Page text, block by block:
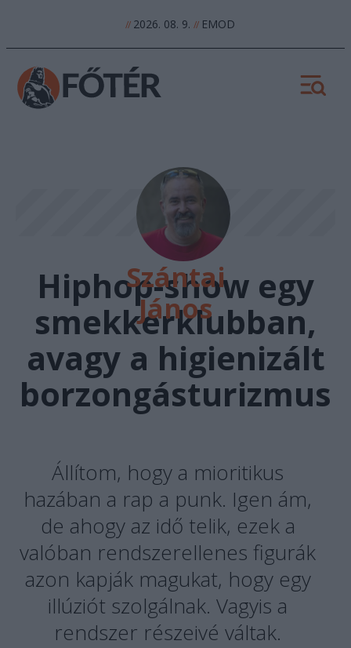
//2026. 08. 9. //EMOD
Szántai
János
Hiphop-show egy
smekkerklubban,
avagy a higienizált
borzongásturizmus
Állítom, hogy a mioritikus
hazában a rap a punk. Igen ám,
de ahogy az idő telik, ezek a
valóban rendszerellenes figurák
azon kapják magukat, hogy egy
illúziót szolgálnak. Vagyis a
rendszer részeivé váltak.